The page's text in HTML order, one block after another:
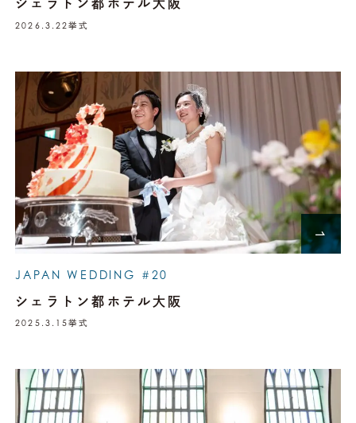
シェラトン都ホテル大阪
2026.3.22挙式
JAPAN WEDDING #20
シェラトン都ホテル大阪
2025.3.15挙式